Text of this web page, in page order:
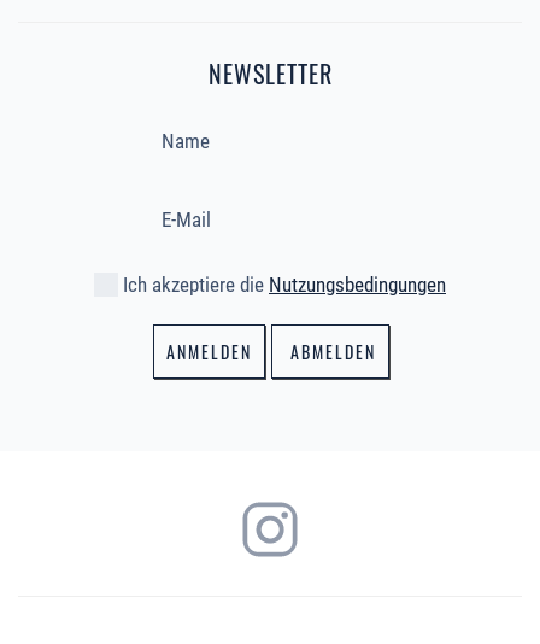
NEWSLETTER
Ich akzeptiere die Nutzungsbedingungen